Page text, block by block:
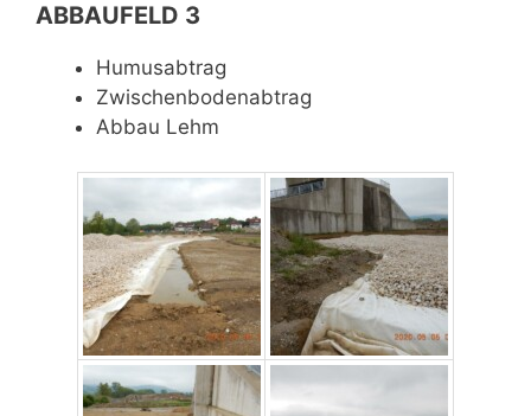
ABBAUFELD 3
Humusabtrag
Zwischenbodenabtrag
Abbau Lehm